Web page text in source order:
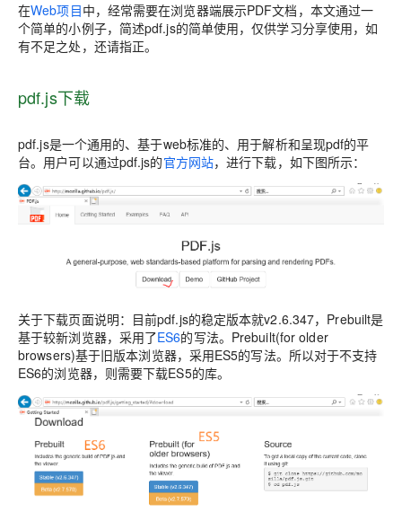
在Web项目中，经常需要在浏览器端展示PDF文档，本文通过一
个简单的小例子，简述pdf.js的简单使用，仅供学习分享使用，如
有不足之处，还请指正。
pdf.js下载
pdf.js是一个通用的、基于web标准的、用于解析和呈现pdf的平
台。用户可以通过pdf.js的官方网站，进行下载，如下图所示：
关于下载页面说明：目前pdf.js的稳定版本就v2.6.347，Prebuilt是
基于较新浏览器，采用了ES6的写法。Prebuilt(for older
browsers)基于旧版本浏览器，采用ES5的写法。所以对于不支持
ES6的浏览器，则需要下载ES5的库。